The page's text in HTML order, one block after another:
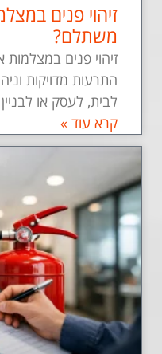
זיהוי פנים
משתלם?
זיהוי פנים
התרעות מדויקות
לבית, לעסק או
קרא עוד »